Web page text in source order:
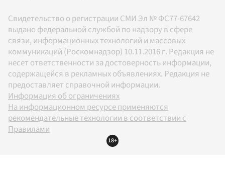
Свидетельство о регистрации СМИ Эл № ФС77-67642
выдано федеральной службой по надзору в сфере
связи, информационных технологий и массовых
коммуникаций (Роскомнадзор) 10.11.2016 г. Редакция не
несет ответственности за достоверность информации,
содержащейся в рекламных объявлениях. Редакция не
предоставляет справочной информации.
Информация об ограничениях
На информационном ресурсе применяются
рекомендательные технологии в соответствии с
Правилами
18+